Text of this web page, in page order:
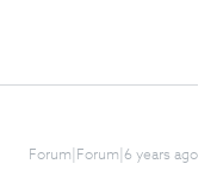
Forum|Forum|6 years ago